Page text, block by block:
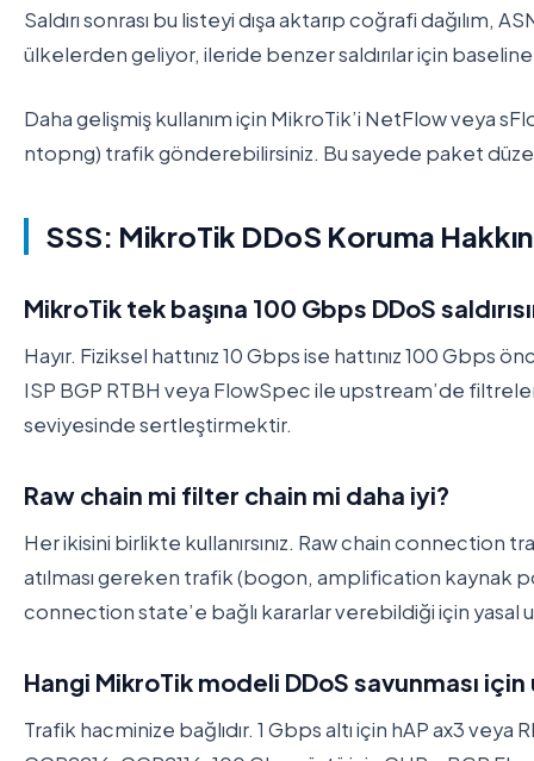
Saldırı sonrası bu listeyi dışa aktarıp coğrafi dağılım,
ülkelerden geliyor, ileride benzer saldırılar için
Daha gelişmiş kullanım için MikroTik’i NetFlow veya
ntopng) trafik gönderebilirsiniz. Bu sayede paket
SSS: MikroTik DDoS Koruma
MikroTik tek başına 100 Gbps DDoS
Hayır. Fiziksel hattınız 10 Gbps ise hattınız 100 Gbps
ISP BGP RTBH veya FlowSpec ile upstream’de
seviyesinde sertleştirmektir.
Raw chain mi filter chain mi daha iyi?
Her ikisini birlikte kullanırsınız. Raw chain connection
atılması gereken trafik (bogon, amplification kaynak
connection state’e bağlı kararlar verebildiği için yasal
Hangi MikroTik modeli DDoS savunması
Trafik hacminize bağlıdır. 1 Gbps altı için hAP ax3